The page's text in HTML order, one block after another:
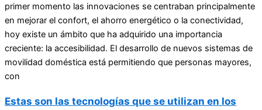
primer momento las innovaciones se centraban principalmente
en mejorar el confort, el ahorro energético o la conectividad,
hoy existe un ámbito que ha adquirido una importancia
creciente: la accesibilidad. El desarrollo de nuevos sistemas de
movilidad doméstica está permitiendo que personas mayores,
con
Estas son las tecnologías que se utilizan en los